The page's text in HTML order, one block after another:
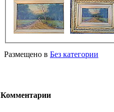
Размещено в Без категории
Комментарии